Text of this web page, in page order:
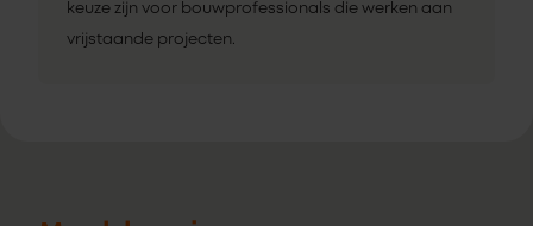
keuze zijn voor bouwprofessionals die werken aan
vrijstaande projecten.